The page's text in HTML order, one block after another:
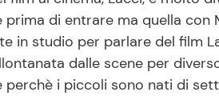
di entrare ma quella con
in studio per parlare del film
dalle scene per
perchè i piccoli sono nati di